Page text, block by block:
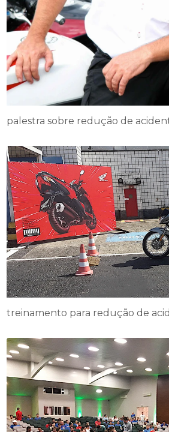
palestra sobre redução de
treinamento para redução de